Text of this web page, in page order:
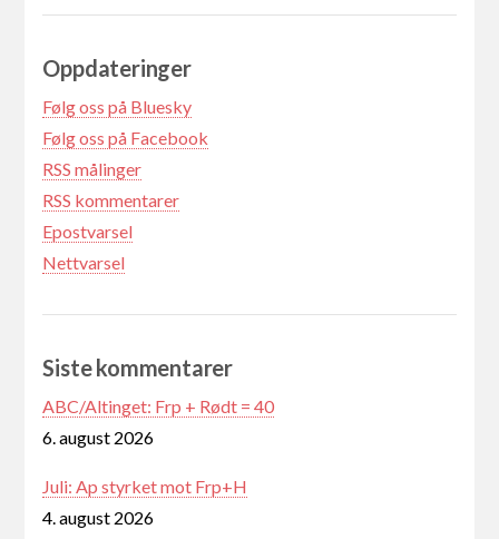
Oppdateringer
Følg oss på Bluesky
Følg oss på Facebook
RSS målinger
RSS kommentarer
Epostvarsel
Nettvarsel
Siste kommentarer
ABC/Altinget: Frp + Rødt = 40
6. august 2026
Juli: Ap styrket mot Frp+H
4. august 2026